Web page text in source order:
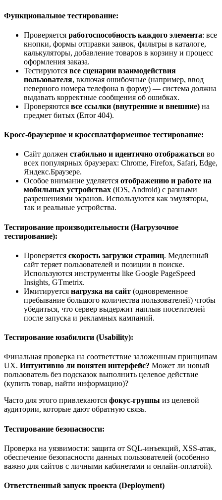
Функциональное тестирование:
Проверяется работоспособность каждого элемента: все
кнопки, формы отправки заявок, фильтры в каталоге,
калькуляторы, добавление товаров в корзину и процесс
оформления заказа.
Тестируются все сценарии взаимодействия
пользователя, включая ошибочные (например, ввод
неверного номера телефона в форму) — система должна
выдавать корректные сообщения об ошибках.
Проверяются все ссылки (внутренние и внешние) на
предмет битых (Error 404).
Кросс-браузерное и кроссплатформенное тестирование:
Сайт должен стабильно и идентично отображаться во
всех популярных браузерах: Chrome, Firefox, Safari, Edge,
Яндекс.Браузере.
Особое внимание уделяется отображению и работе на
мобильных устройствах (iOS, Android) с разными
разрешениями экранов. Используются как эмуляторы,
так и реальные устройства.
Тестирование производительности (Нагрузочное
тестирование):
Проверяется скорость загрузки страниц. Медленный
сайт теряет пользователей и позиции в поиске.
Используются инструменты like Google PageSpeed
Insights, GTmetrix.
Имитируется нагрузка на сайт (одновременное
пребывание большого количества пользователей) чтобы
убедиться, что сервер выдержит наплыв посетителей
после запуска и рекламных кампаний.
Тестирование юзабилити (Usability):
Финальная проверка на соответствие заложенным принципам
UX. Интуитивно ли понятен интерфейс? Может ли новый
пользователь без подсказок выполнить целевое действие
(купить товар, найти информацию)?
Часто для этого привлекаются фокус-группы из целевой
аудитории, которые дают обратную связь.
Тестирование безопасности:
Проверка на уязвимости: защита от SQL-инъекций, XSS-атак,
обеспечение безопасности данных пользователей (особенно
важно для сайтов с личными кабинетами и онлайн-оплатой).
Ответственный запуск проекта (Deployment)